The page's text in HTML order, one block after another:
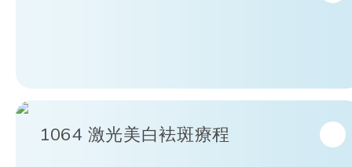
1064 激光美白袪斑療程